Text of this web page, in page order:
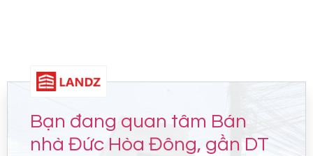
Bạn đang quan tâm Bán
nhà Đức Hòa Đông, gần DT